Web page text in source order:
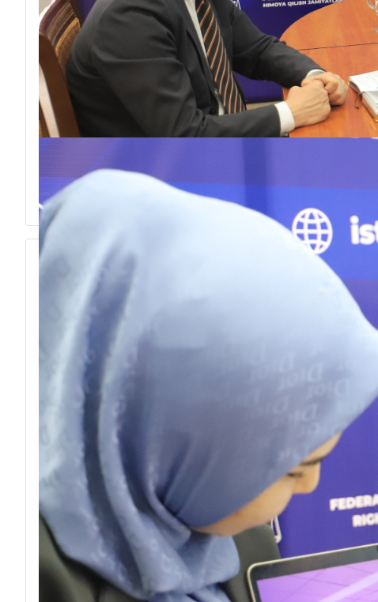
1. "Iste’molchi huquqi — kafolatlangan huquq"
--:--
1. "Iste’molchi huquqi — kafolatlangan
3. Intervyu: Jamshid Hamroyev,
“Sunʼiy idrok davrida axborot xizmati trendlari va yangi
ikki kunlik seminar-trening